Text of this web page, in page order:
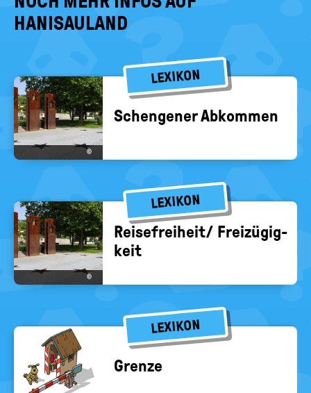
HANISAULAND
LEXIKON
©
Schen­ge­ner Ab­kom­men
LEXIKON
©
Rei­se­frei­heit/ Frei­zü­gig­
keit
LEXIKON
Gren­ze